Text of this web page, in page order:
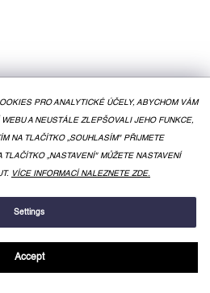
PRO ANALYTICKÉ ÚČELY, ABYCHOM VÁM
A NEUSTÁLE ZLEPŠOVALI JEHO FUNKCE,
NA TLAČÍTKO „SOUHLASÍM" PŘIJMETE
„NASTAVENÍ" MŮŽETE NASTAVENÍ
VÍCE INFORMACÍ NALEZNETE ZDE.
Settings
Accept